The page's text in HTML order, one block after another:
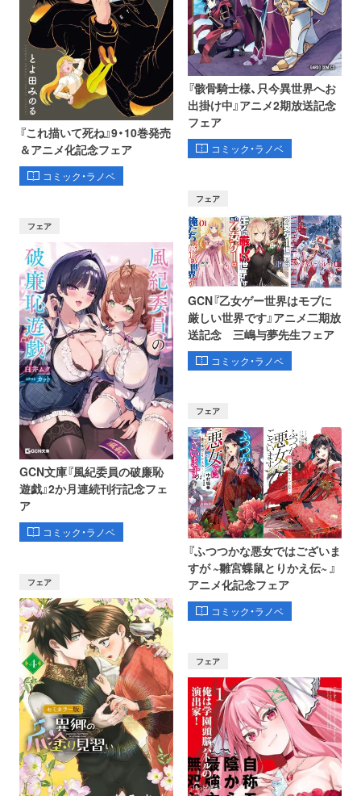
『これ描いて死ね』9・10巻発売
＆アニメ化記念フェア
コミック・ラノベ
『骸骨騎士様、只今異世界へお
出掛け中』アニメ2期放送記念
フェア
コミック・ラノベ
フェア
GCN文庫『風紀委員の破廉恥
遊戯』2か月連続刊行記念フェ
ア
コミック・ラノベ
フェア
GCN『乙女ゲー世界はモブに
厳しい世界です』アニメ二期放
送記念 三嶋与夢先生フェア
コミック・ラノベ
フェア
フェア
『ふつつかな悪女ではございま
すが ~雛宮蝶鼠とりかえ伝~ 』
アニメ化記念フェア
コミック・ラノベ
フェア